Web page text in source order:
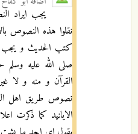
يجب ايراد
نقلوا هذه النصوص
كتب الحديث و يجب
صلى الله عليه
القرآن و منه و لا
نصوص طريق اهل
الايانيد كما ذكرت